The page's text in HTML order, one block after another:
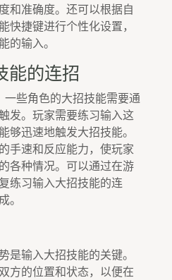
和准确度。还可以根据自
快捷键进行个性化设置，
的输入。
能的连招
些角色的大招技能需要通
发。玩家需要练习输入这
够迅速地触发大招技能。
手速和反应能力，使玩家
各种情况。可以通过在游
练习输入大招技能的连
。
是输入大招技能的关键。
方的位置和状态，以便在